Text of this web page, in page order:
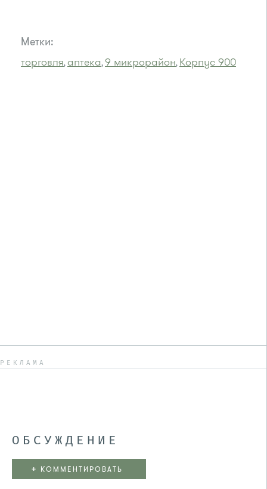
Метки:
торговля,аптека,9 микрорайон, Корпус 900
РЕКЛАМА
ОБСУЖДЕНИЕ
+ КОММЕНТИРОВАТЬ